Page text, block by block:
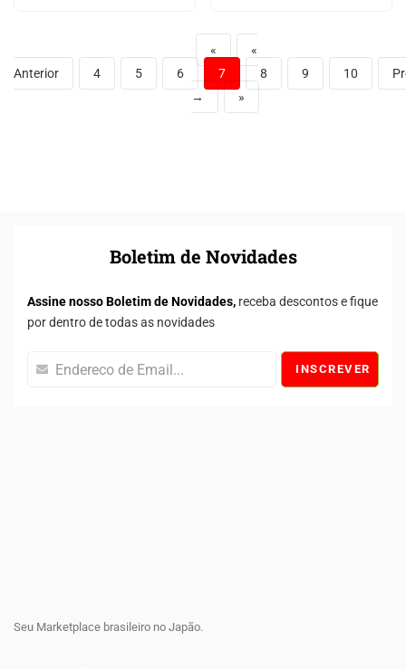
«
«
Anterior
4 5 6 7 8 9 10
→
»
Boletim de Novidades
Assine nosso Boletim de Novidades, receba descontos e fique
por dentro de todas as novidades
INSCREVER
Seu Marketplace brasileiro no Japão.